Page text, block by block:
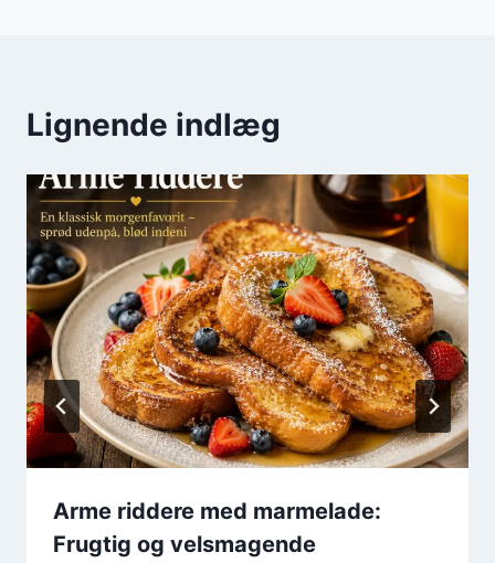
Lignende indlæg
Arme riddere med marmelade:
Frugtig og velsmagende